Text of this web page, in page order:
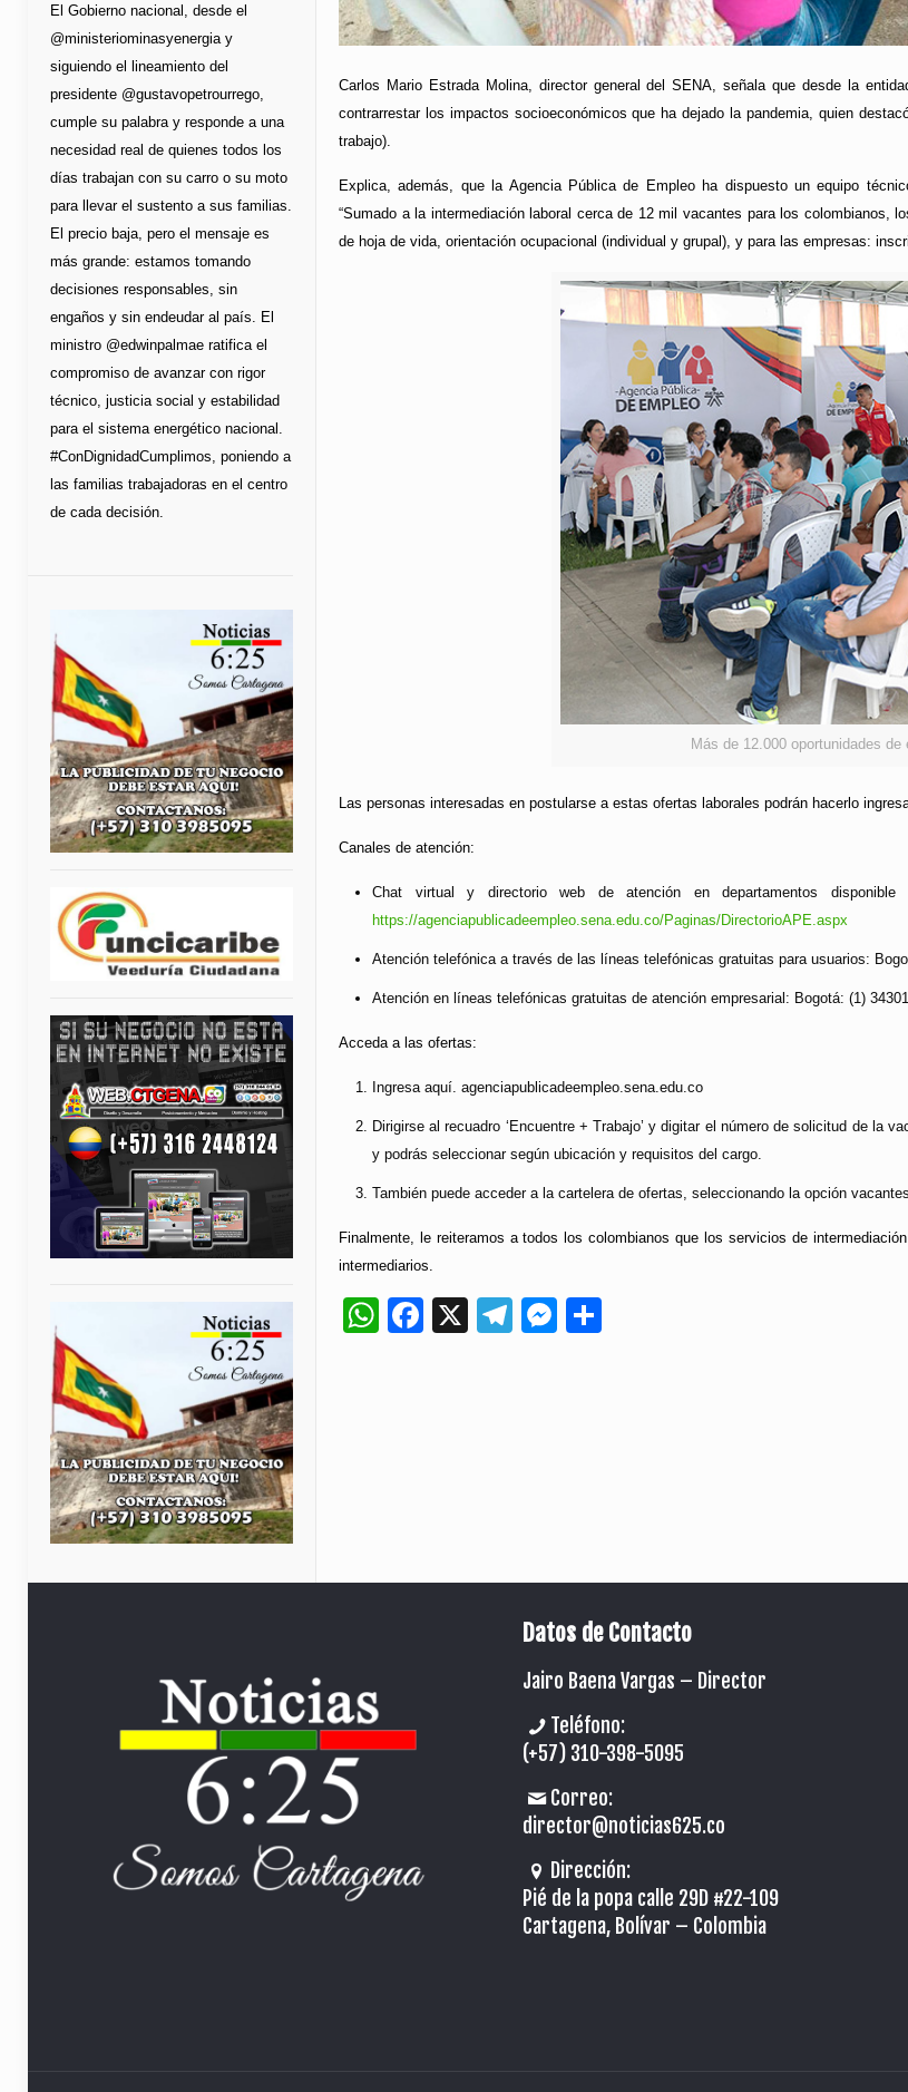
Carlos Mario Estrada Molina, director general del SENA, señala que desde la
contrarrestar los impactos socioeconómicos que ha dejado la pandemia, quien
trabajo).
Explica, además, que la Agencia Pública de Empleo ha dispuesto un equipo
“Sumado a la intermediación laboral cerca de 12 mil vacantes para los
de hoja de vida, orientación ocupacional (individual y grupal), y para las empresas:
Más de 12.000 oportunidades
Las personas interesadas en postularse a estas ofertas laborales podrán hacerlo
Canales de atención:
Chat virtual y directorio web de atención en departamentos
https://agenciapublicadeempleo.sena.edu.co/Paginas/DirectorioAPE.aspx
Atención telefónica a través de las líneas telefónicas gratuitas para usuarios:
Atención en líneas telefónicas gratuitas de atención empresarial: Bogotá: (1)
Acceda a las ofertas:
Ingresa aquí. agenciapublicadeempleo.sena.edu.co
Dirigirse al recuadro ‘Encuentre + Trabajo’ y digitar el número de solicitud de la
y podrás seleccionar según ubicación y requisitos del cargo.
También puede acceder a la cartelera de ofertas, seleccionando la opción
Finalmente, le reiteramos a todos los colombianos que los servicios de
intermediarios.
WhatsApp
Facebook
X Telegram
Messenger
El Gobierno nacional, desde el
@ministeriominasyenergia y
siguiendo el lineamiento del
presidente @gustavopetrourrego,
cumple su palabra y responde a una
necesidad real de quienes todos los
días trabajan con su carro o su moto
para llevar el sustento a sus familias.
El precio baja, pero el mensaje es
más grande: estamos tomando
decisiones responsables, sin
engaños y sin endeudar al país. El
ministro @edwinpalmae ratifica el
compromiso de avanzar con rigor
técnico, justicia social y estabilidad
para el sistema energético nacional.
#ConDignidadCumplimos, poniendo a
las familias trabajadoras en el centro
de cada decisión.
Datos de Contacto
Jairo Baena Vargas – Director
Teléfono:
(+57) 310-398-5095
Correo:
director@noticias625.co
Dirección:
Pié de la popa calle 29D #22-109
Cartagena, Bolívar – Colombia